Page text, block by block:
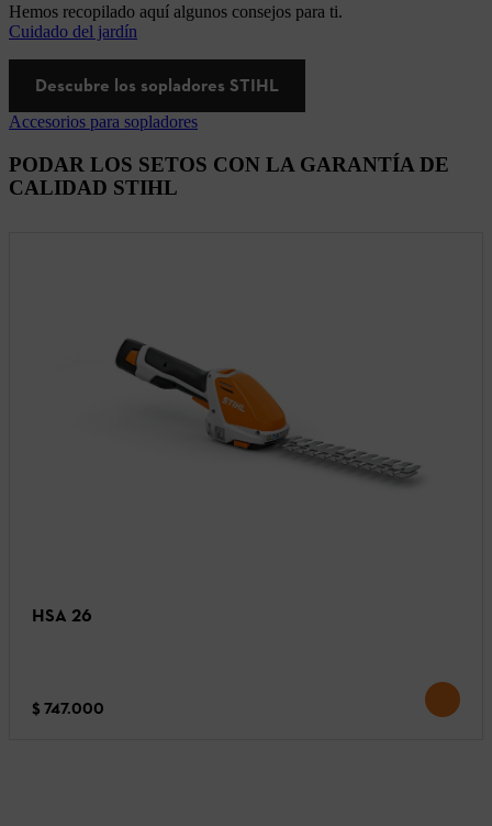
Hemos recopilado aquí algunos consejos para ti.
Cuidado del jardín
Descubre los sopladores STIHL
Accesorios para sopladores
PODAR LOS SETOS CON LA GARANTÍA DE
CALIDAD STIHL
HSA 26
$ 747.000